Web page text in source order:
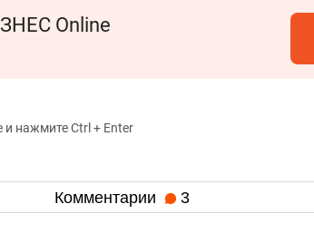
Online
и нажмите Ctrl + Enter
Комментарии 3